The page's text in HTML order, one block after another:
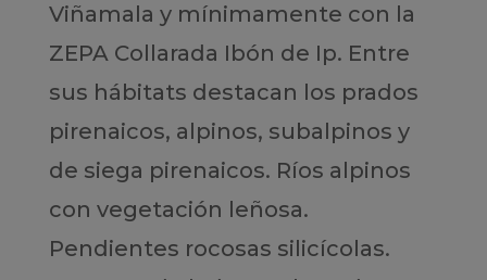
Viñamala y mínimamente con la
ZEPA Collarada Ibón de Ip. Entre
sus hábitats destacan los prados
pirenaicos, alpinos, subalpinos y
de siega pirenaicos. Ríos alpinos
con vegetación leñosa.
Pendientes rocosas silicícolas.